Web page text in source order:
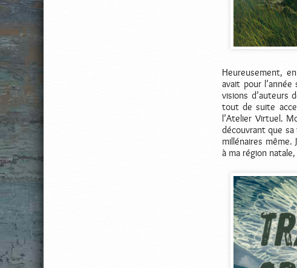
Heureusement,
avait pour l’année
visions d’auteurs
tout de suite
l’Atelier Virtuel.
découvrant que
millénaires même.
à ma région